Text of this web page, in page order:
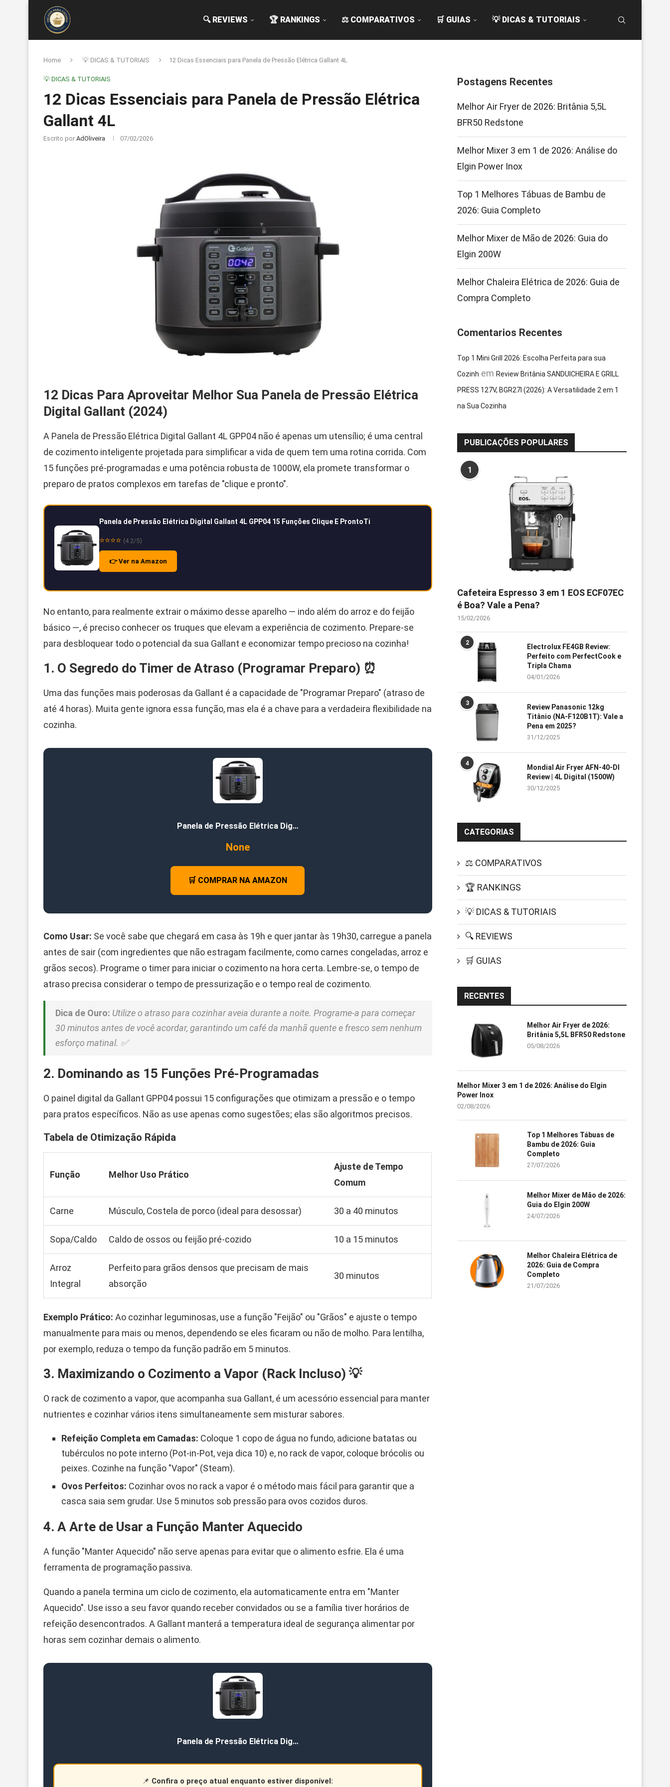
🔍 REVIEWS 🏆 RANKINGS ⚖️ COMPARATIVOS 🛒 GUIAS 💡 DICAS & TUTORIAIS
Home 💡 DICAS & TUTORIAIS 12 Dicas Essenciais para Panela de Pressão Elétrica Gallant 4L
💡 DICAS & TUTORIAIS
12 Dicas Essenciais para Panela de Pressão Elétrica
Gallant 4L
Escrito por AdOliveira 07/02/2026
12 Dicas Para Aproveitar Melhor Sua Panela de Pressão Elétrica
Digital Gallant (2024)
A Panela de Pressão Elétrica Digital Gallant 4L GPP04 não é apenas um utensílio; é uma central
de cozimento inteligente projetada para simplificar a vida de quem tem uma rotina corrida. Com
15 funções pré-programadas e uma potência robusta de 1000W, ela promete transformar o
preparo de pratos complexos em tarefas de "clique e pronto".
Panela de Pressão Elétrica Digital Gallant 4L GPP04 15 Funções Clique E ProntoTi
⭐⭐⭐⭐ (4.2/5)
👉 Ver na Amazon
No entanto, para realmente extrair o máximo desse aparelho — indo além do arroz e do feijão
básico —, é preciso conhecer os truques que elevam a experiência de cozimento. Prepare-se
para desbloquear todo o potencial da sua Gallant e economizar tempo precioso na cozinha!
1. O Segredo do Timer de Atraso (Programar Preparo) ⏰
Uma das funções mais poderosas da Gallant é a capacidade de "Programar Preparo" (atraso de
até 4 horas). Muita gente ignora essa função, mas ela é a chave para a verdadeira flexibilidade na
cozinha.
Panela de Pressão Elétrica Dig…
None
🛒 COMPRAR NA AMAZON
Como Usar: Se você sabe que chegará em casa às 19h e quer jantar às 19h30, carregue a panela
antes de sair (com ingredientes que não estragam facilmente, como carnes congeladas, arroz e
grãos secos). Programe o timer para iniciar o cozimento na hora certa. Lembre-se, o tempo de
atraso precisa considerar o tempo de pressurização e o tempo real de cozimento.
Dica de Ouro: Utilize o atraso para cozinhar aveia durante a noite. Programe-a para começar
30 minutos antes de você acordar, garantindo um café da manhã quente e fresco sem nenhum
esforço matinal. ✅
2. Dominando as 15 Funções Pré-Programadas
O painel digital da Gallant GPP04 possui 15 configurações que otimizam a pressão e o tempo
para pratos específicos. Não as use apenas como sugestões; elas são algoritmos precisos.
Tabela de Otimização Rápida
Função Melhor Uso Prático
Ajuste de Tempo
Comum
Carne Músculo, Costela de porco (ideal para desossar) 30 a 40 minutos
Sopa/Caldo Caldo de ossos ou feijão pré-cozido 10 a 15 minutos
Arroz
Integral
Perfeito para grãos densos que precisam de mais
absorção
30 minutos
Exemplo Prático: Ao cozinhar leguminosas, use a função "Feijão" ou "Grãos" e ajuste o tempo
manualmente para mais ou menos, dependendo se eles ficaram ou não de molho. Para lentilha,
por exemplo, reduza o tempo da função padrão em 5 minutos.
3. Maximizando o Cozimento a Vapor (Rack Incluso) 💡
O rack de cozimento a vapor, que acompanha sua Gallant, é um acessório essencial para manter
nutrientes e cozinhar vários itens simultaneamente sem misturar sabores.
Refeição Completa em Camadas: Coloque 1 copo de água no fundo, adicione batatas ou
tubérculos no pote interno (Pot-in-Pot, veja dica 10) e, no rack de vapor, coloque brócolis ou
peixes. Cozinhe na função "Vapor" (Steam).
Ovos Perfeitos: Cozinhar ovos no rack a vapor é o método mais fácil para garantir que a
casca saia sem grudar. Use 5 minutos sob pressão para ovos cozidos duros.
4. A Arte de Usar a Função Manter Aquecido
A função "Manter Aquecido" não serve apenas para evitar que o alimento esfrie. Ela é uma
ferramenta de programação passiva.
Quando a panela termina um ciclo de cozimento, ela automaticamente entra em "Manter
Aquecido". Use isso a seu favor quando receber convidados ou se a família tiver horários de
refeição desencontrados. A Gallant manterá a temperatura ideal de segurança alimentar por
horas sem cozinhar demais o alimento.
Panela de Pressão Elétrica Dig…
📌 Confira o preço atual enquanto estiver disponível:
Postagens Recentes
Melhor Air Fryer de 2026: Britânia 5,5L
BFR50 Redstone
Melhor Mixer 3 em 1 de 2026: Análise do
Elgin Power Inox
Top 1 Melhores Tábuas de Bambu de
2026: Guia Completo
Melhor Mixer de Mão de 2026: Guia do
Elgin 200W
Melhor Chaleira Elétrica de 2026: Guia de
Compra Completo
Comentarios Recentes
Top 1 Mini Grill 2026: Escolha Perfeita para sua
Cozinh em Review Britânia SANDUICHEIRA E GRILL
PRESS 127V, BGR27I (2026): A Versatilidade 2 em 1
na Sua Cozinha
PUBLICAÇÕES POPULARES
1
Cafeteira Espresso 3 em 1 EOS ECF07EC
é Boa? Vale a Pena?
15/02/2026
2
Electrolux FE4GB Review:
Perfeito com PerfectCook e
Tripla Chama
04/01/2026
3
Review Panasonic 12kg
Titânio (NA-F120B1T): Vale a
Pena em 2025?
31/12/2025
4
Mondial Air Fryer AFN-40-DI
Review | 4L Digital (1500W)
30/12/2025
CATEGORIAS
⚖️ COMPARATIVOS
🏆 RANKINGS
💡 DICAS & TUTORIAIS
🔍 REVIEWS
🛒 GUIAS
RECENTES
Melhor Air Fryer de 2026:
Britânia 5,5L BFR50 Redstone
05/08/2026
Melhor Mixer 3 em 1 de 2026: Análise do Elgin
Power Inox
02/08/2026
Top 1 Melhores Tábuas de
Bambu de 2026: Guia
Completo
27/07/2026
Melhor Mixer de Mão de 2026:
Guia do Elgin 200W
24/07/2026
Melhor Chaleira Elétrica de
2026: Guia de Compra
Completo
21/07/2026